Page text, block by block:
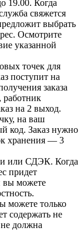
19.00. Когда
свяжется
выбрать
Осмотрите
указанной
точек для
поступит на
заказа
работник
на 2 выход.
на ваш
код. Заказ нужно
хранения — 3
или СДЭК. Когда
придет
вы можете
можете только
содержать не
должна